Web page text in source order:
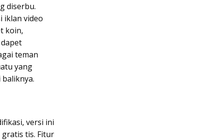
diserbu.
iklan video
koin,
teman
yang
versi ini
tis. Fitur